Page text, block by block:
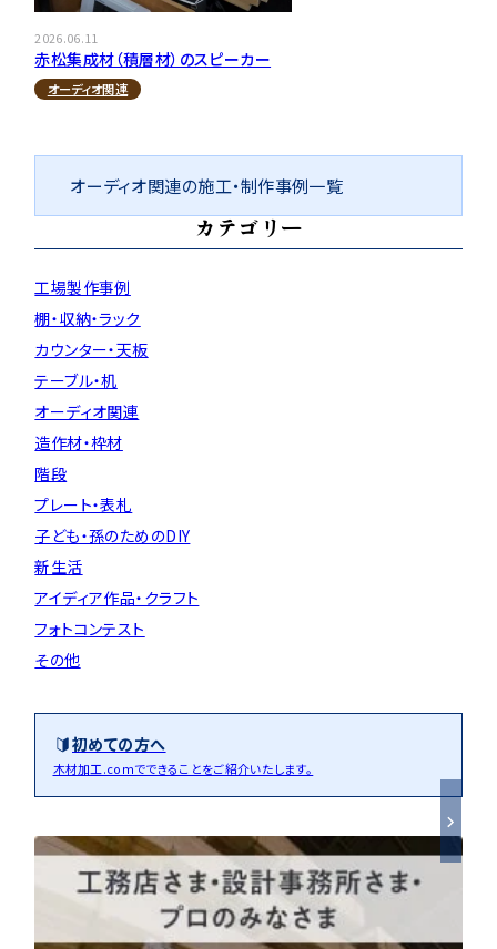
2026.06.11
赤松集成材（積層材）のスピーカー
オーディオ関連
オーディオ関連の施工・制作事例一覧
カテゴリー
工場製作事例
棚・収納・ラック
カウンター・天板
テーブル・机
オーディオ関連
造作材・枠材
階段
プレート・表札
子ども・孫のためのDIY
新生活
アイディア作品・クラフト
フォトコンテスト
その他
初めての方へ
木材加工.comでできることをご紹介いたします。